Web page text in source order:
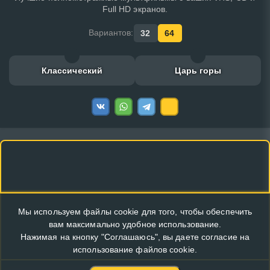
Full HD экранов.
Вариантов: 32 64
Классический Царь горы
Мы используем файлы cookie для того, чтобы обеспечить
вам максимально удобное использование.
Нажимая на кнопку "Соглашаюсь", вы даете согласие на
использование файлов cookie.